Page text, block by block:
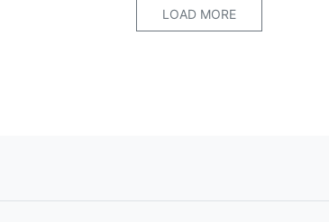
LOAD MORE